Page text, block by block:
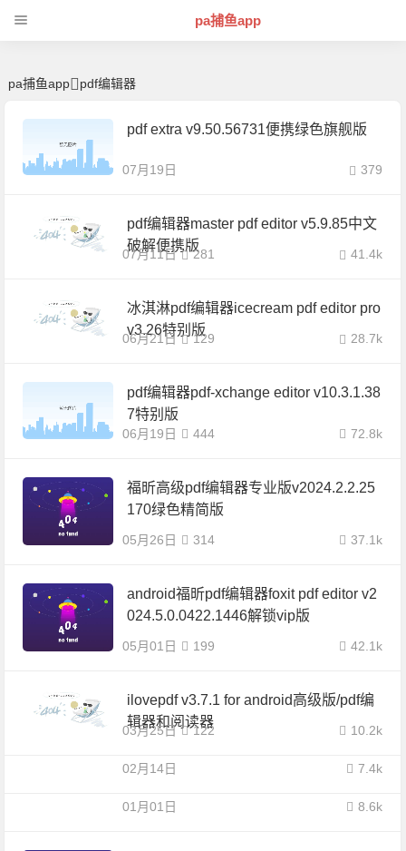
pa捕鱼app
pa捕鱼app pdf编辑器
pdf extra v9.50.56731便携绿色旗舰版
07月19日 379
pdf编辑器master pdf editor v5.9.85中文
破解便携版
07月11日 41.4k
281
冰淇淋pdf编辑器icecream pdf editor pro
v3.26特别版
06月21日 28.7k
129
pdf编辑器pdf-xchange editor v10.3.1.38
7特别版
06月19日 72.8k
444
福昕高级pdf编辑器专业版v2024.2.2.25
170绿色精简版
05月26日 37.1k
314
android福昕pdf编辑器foxit pdf editor v2
024.5.0.0422.1446解锁vip版
05月01日 42.1k
199
ilovepdf v3.7.1 for android高级版/pdf编
辑器和阅读器
03月25日 10.2k
122
02月14日 7.4k
01月01日 8.6k